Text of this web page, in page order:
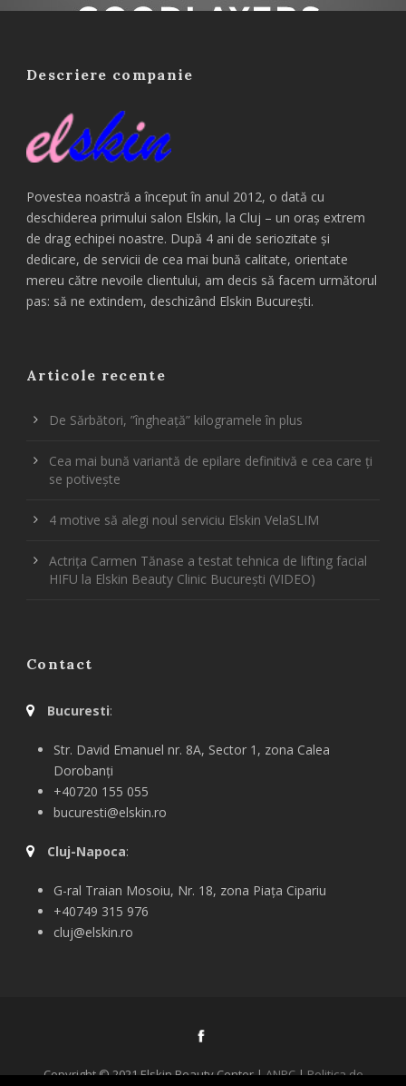
Descriere companie
Povestea noastră a început în anul 2012, o dată cu
deschiderea primului salon Elskin, la Cluj – un oraș extrem
de drag echipei noastre. După 4 ani de seriozitate și
dedicare, de servicii de cea mai bună calitate, orientate
mereu către nevoile clientului, am decis să facem următorul
pas: să ne extindem, deschizând Elskin București.
Articole recente
De Sărbători, ”îngheață” kilogramele în plus
Cea mai bună variantă de epilare definitivă e cea care ți
se potivește
4 motive să alegi noul serviciu Elskin VelaSLIM
Actrița Carmen Tănase a testat tehnica de lifting facial
HIFU la Elskin Beauty Clinic București (VIDEO)
Contact
Bucuresti:
Str. David Emanuel nr. 8A, Sector 1, zona Calea
Dorobanți
+40720 155 055
bucuresti@elskin.ro
Cluj-Napoca:
G-ral Traian Mosoiu, Nr. 18, zona Piața Cipariu
+40749 315 976
cluj@elskin.ro
Copyright © 2021 Elskin Beauty Center |ANPC|Politica de